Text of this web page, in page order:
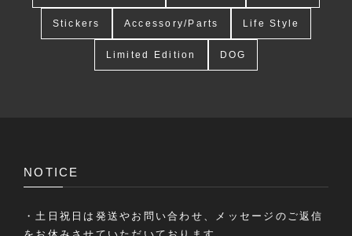
Stickers Accessory/Parts Life Style
Limited Edition DOG
NOTICE
・土日祝日は発送やお問い合わせ、メッセージのご返信